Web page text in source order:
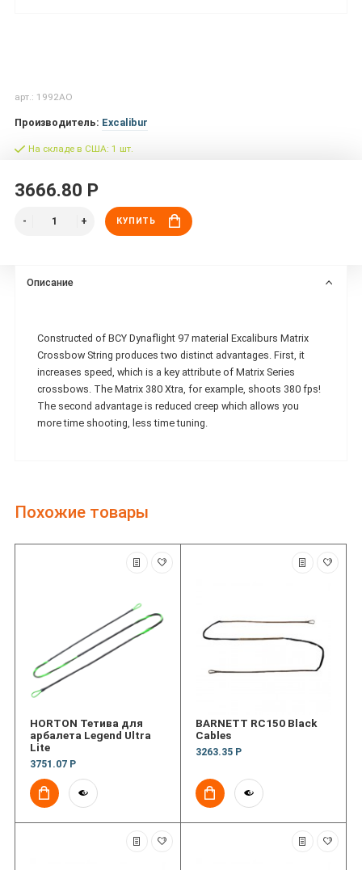
арт.: 1992AO
Производитель: Excalibur
На складе в США: 1 шт.
3666.80 Р
КУПИТЬ
Описание
Constructed of BCY Dynaflight 97 material Excaliburs Matrix
Crossbow String produces two distinct advantages. First, it
increases speed, which is a key attribute of Matrix Series
crossbows. The Matrix 380 Xtra, for example, shoots 380 fps!
The second advantage is reduced creep which allows you
more time shooting, less time tuning.
Похожие товары
HORTON Тетива для
арбалета Legend Ultra
Lite
3751.07 Р
BARNETT RC150 Black
Cables
3263.35 Р